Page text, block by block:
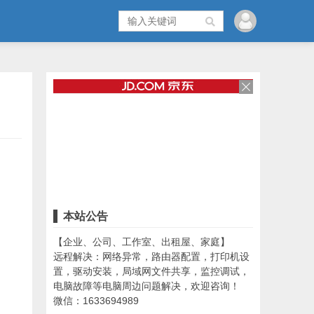
本站公告
【企业、公司、工作室、出租屋、家庭】
远程解决：网络异常，路由器配置，打印机设
置，驱动安装，局域网文件共享，监控调试，
电脑故障等电脑周边问题解决，欢迎咨询！
微信：1633694989